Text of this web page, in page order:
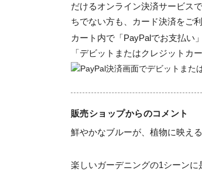
だけるオンライン決済サービス
ちでない方も、カード決済をご
カート内で「PayPalでお支払い
「デビットまたはクレジットカ
販売ショップからのコメント
鮮やかなブルーが、植物に映え
楽しいガーデニングの1シーンに